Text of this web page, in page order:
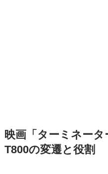
映画「ターミネー
T800の変遷と役割